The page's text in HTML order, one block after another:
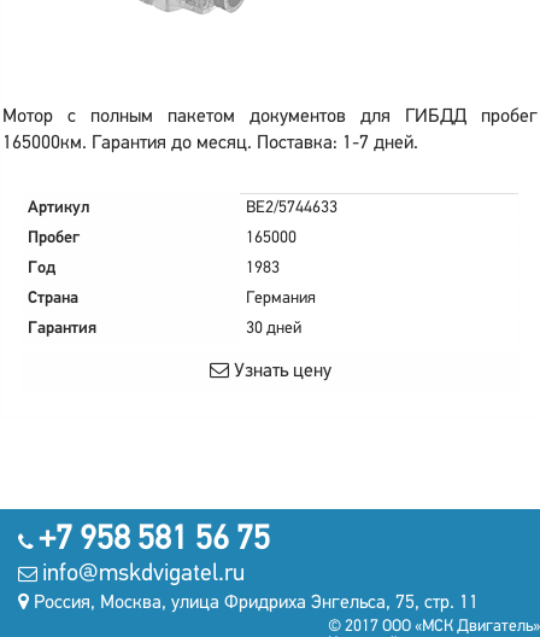
Мотор с полным пакетом документов для ГИБДД пробег
165000км. Гарантия до месяц. Поставка: 1-7 дней.
Артикул
BE2/5744633
Пробег
165000
Год
1983
Страна
Германия
Гарантия
30 дней
Узнать цену
+7 958 581 56 75
info@mskdvigatel.ru
Россия, Москва, улица Фридриха Энгельса, 75, стр. 11
© 2017 ООО «МСК Двигатель»